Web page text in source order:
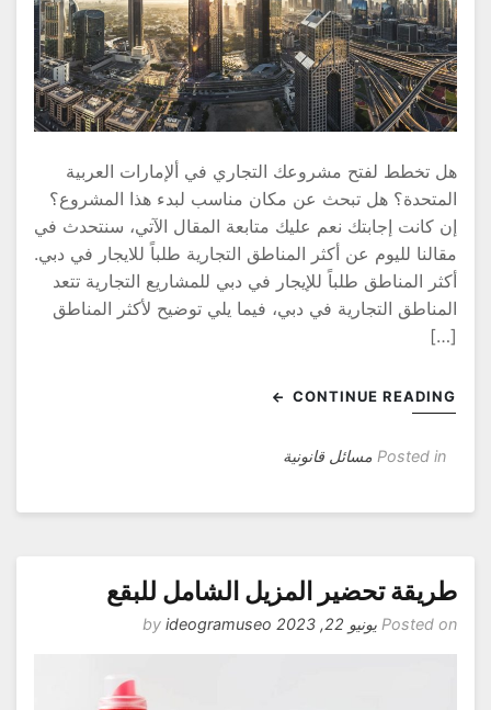
تخطط لفتح مشروعك التجاري في ألإمارات العربية
هل تبحث عن مكان مناسب لبدء هذا المشروع؟
كانت إجابتك نعم عليك متابعة المقال الآتي، سنتحدث في
لليوم عن أكثر المناطق التجارية طلباً للايجار في دبي.
المناطق طلباً للإيجار في دبي للمشاريع التجارية تتعد
التجارية في دبي، فيما يلي توضيح لأكثر المناطق
CONTINUE
Posted in مسائل قانونية
تحضير المزيل الشامل للبقع
Posted يونيو 22, 2023 by
ideogramuseo